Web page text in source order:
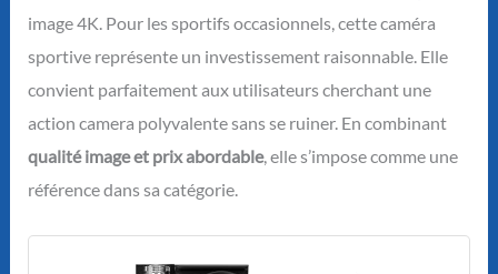
image 4K. Pour les sportifs occasionnels, cette caméra
sportive représente un investissement raisonnable. Elle
convient parfaitement aux utilisateurs cherchant une
action camera polyvalente sans se ruiner. En combinant
qualité image et prix abordable, elle s’impose comme une
référence dans sa catégorie.